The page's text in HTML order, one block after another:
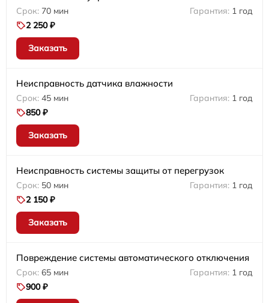
70 мин
1 год
2 250 ₽
Заказать
Неисправность датчика влажности
45 мин
1 год
850 ₽
Заказать
Неисправность системы защиты от перегрузок
50 мин
1 год
2 150 ₽
Заказать
Повреждение системы автоматического отключения
65 мин
1 год
900 ₽